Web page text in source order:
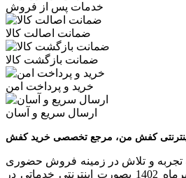
خدمات پس از فروش
ضمانت اصالت کالا
ضمانت بازگشت کالا
خرید و پرداخت امن
ارسال سریع و آسان
کفش من، مرجع تخصصی خرید کفش
تجربه و تلاش در زمینه فروش حضوری
کفش و ملزومات آن، از تیرماه 1402 بصورت اینترنتی خدماتی در